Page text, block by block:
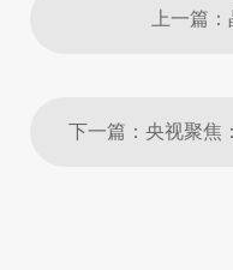
上一篇